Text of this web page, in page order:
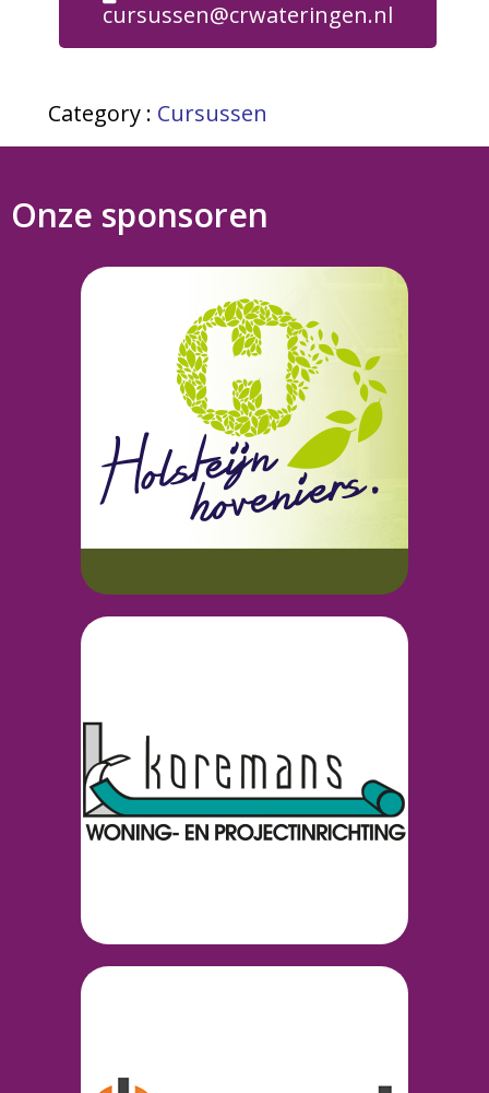
cursussen@crwateringen.nl
Category : Cursussen
Onze sponsoren